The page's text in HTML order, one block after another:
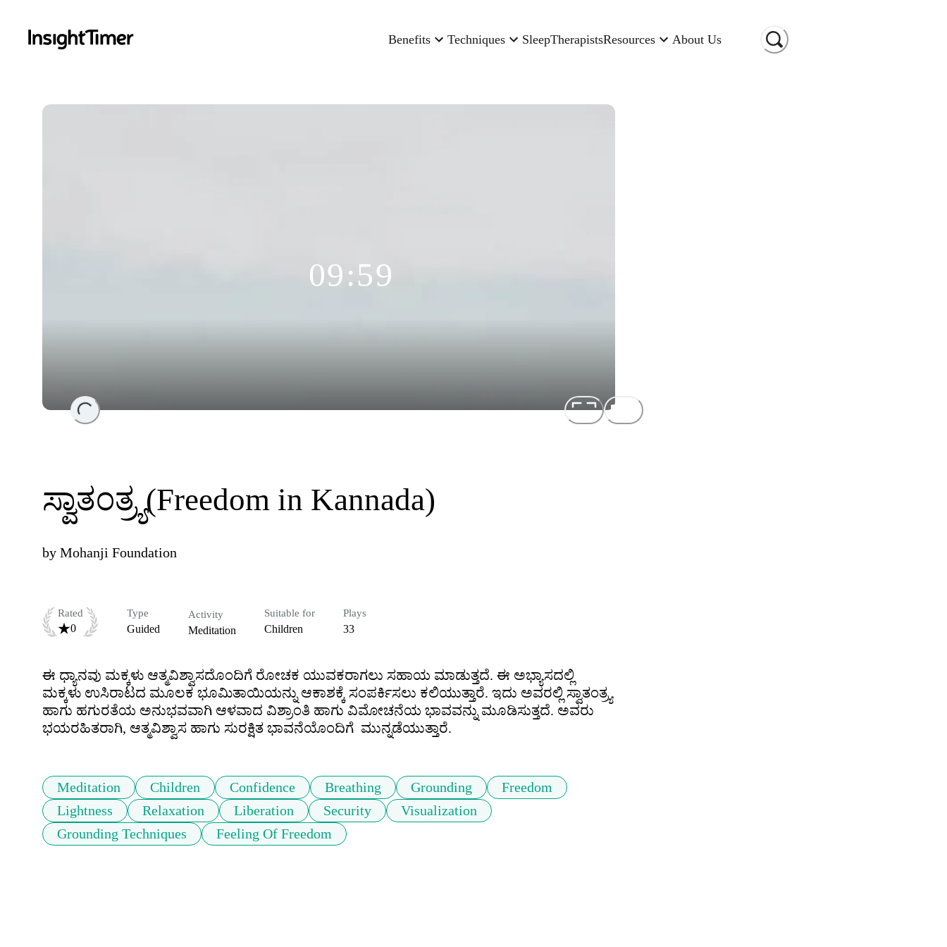
Benefits Techniques SleepTherapistsResources About Us
Loading...
09:59
ಸ್ವಾತಂತ್ರ್ಯ(Freedom in Kannada)
by Mohanji Foundation
Rated
0
Type
Guided
Activity
Meditation
Suitable for
Children
Plays
33
ಈ ಧ್ಯಾನವು ಮಕ್ಕಳು ಆತ್ಮವಿಶ್ವಾಸದೊಂದಿಗೆ ರೋಚಕ ಯುವಕರಾಗಲು ಸಹಾಯ ಮಾಡುತ್ತದೆ. ಈ ಅಭ್ಯಾಸದಲ್ಲಿ
ಮಕ್ಕಳು ಉಸಿರಾಟದ ಮೂಲಕ ಭೂಮಿತಾಯಿಯನ್ನು ಆಕಾಶಕ್ಕೆ ಸಂಪರ್ಕಿಸಲು ಕಲಿಯುತ್ತಾರೆ. ಇದು ಅವರಲ್ಲಿ ಸ್ವಾತಂತ್ರ್ಯ
ಹಾಗು ಹಗುರತೆಯ ಅನುಭವವಾಗಿ ಆಳವಾದ ವಿಶ್ರಾಂತಿ ಹಾಗು ವಿಮೋಚನೆಯ ಭಾವವನ್ನು ಮೂಡಿಸುತ್ತದೆ. ಅವರು
Meditation Children Confidence Breathing Grounding
Freedom
Lightness
Relaxation Liberation Security
Visualization
Grounding Techniques
Feeling Of Freedom